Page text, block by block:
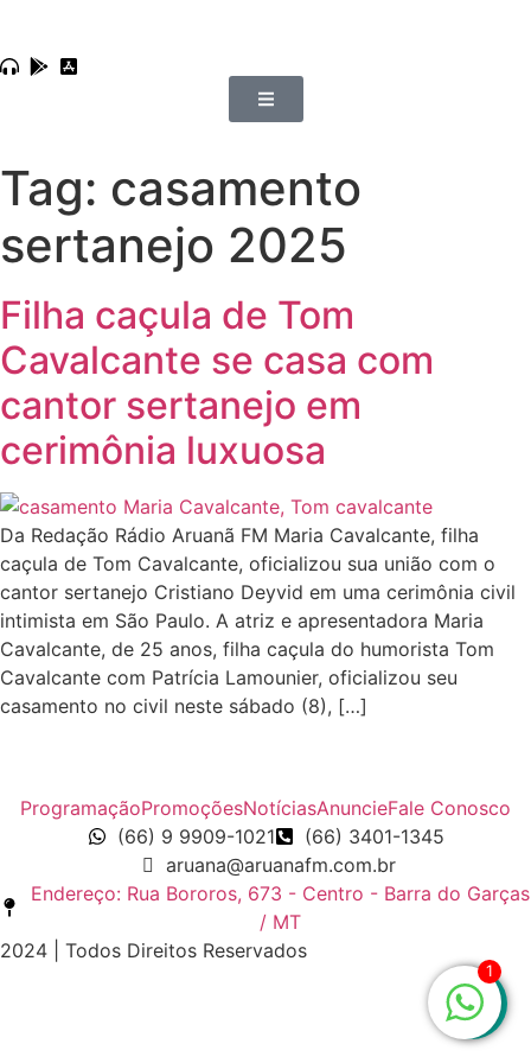
Tag: casamento
sertanejo 2025
Filha caçula de Tom
Cavalcante se casa com
cantor sertanejo em
cerimônia luxuosa
Da Redação Rádio Aruanã FM Maria Cavalcante, filha
caçula de Tom Cavalcante, oficializou sua união com o
cantor sertanejo Cristiano Deyvid em uma cerimônia civil
intimista em São Paulo. A atriz e apresentadora Maria
Cavalcante, de 25 anos, filha caçula do humorista Tom
Cavalcante com Patrícia Lamounier, oficializou seu
casamento no civil neste sábado (8), […]
ProgramaçãoPromoçõesNotíciasAnuncieFale Conosco
(66) 9 9909-1021
(66) 3401-1345
aruana@aruanafm.com.br
Endereço: Rua Bororos, 673 - Centro - Barra do Garças
/ MT
2024 | Todos Direitos Reservados
1
starzbet starzbet